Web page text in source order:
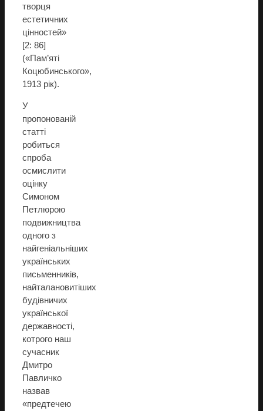
творця
естетичних
цінностей»
[2: 86]
(«Пам’яті
Коцюбинського»,
1913 рік).
У
пропонованій
статті
робиться
спроба
осмислити
оцінку
Симоном
Петлюрою
подвижництва
одного з
найгеніальніших
українських
письменників,
найталановитіших
будівничих
української
державності,
котрого наш
сучасник
Дмитро
Павличко
назвав
«предтечею